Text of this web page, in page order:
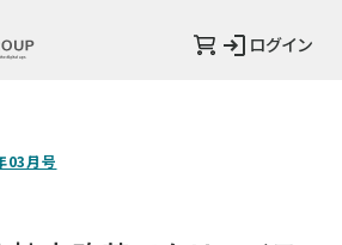
ログイン
03月号